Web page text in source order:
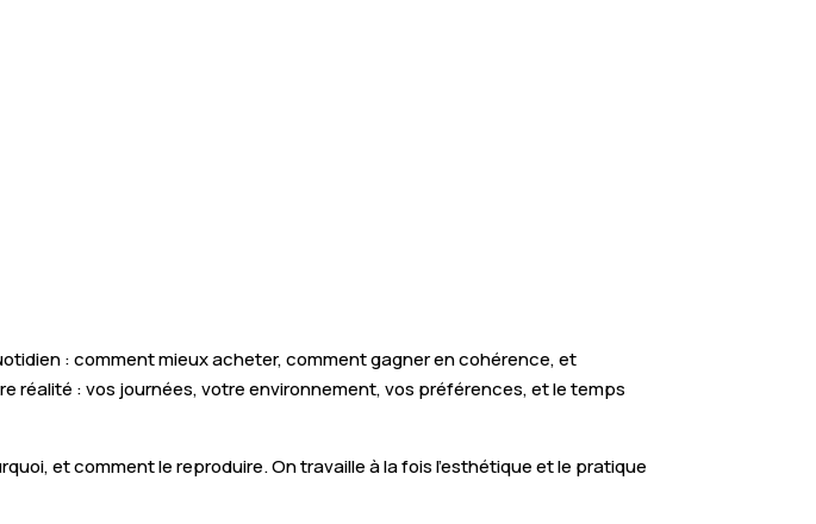
: comment mieux acheter, comment gagner en cohérence, et
réalité : vos journées, votre environnement, vos préférences, et le temps
et comment le reproduire. On travaille à la fois l’esthétique et le pratique